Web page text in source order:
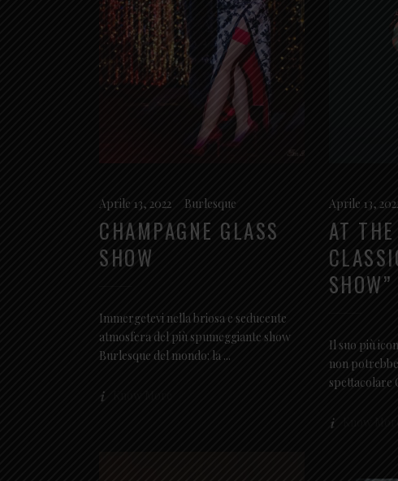
Aprile 13, 2022 Burlesque
CHAMPAGNE GLASS
SHOW
Immergetevi nella briosa e seducente
atmosfera del più spumeggiante show
Burlesque del mondo: la
Aprile 13,
AT
SHOW”
Il suo più
non
spettacolare